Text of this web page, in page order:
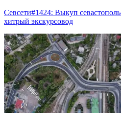
Севсети#1424: Выкуп
хитрый экскурсовод